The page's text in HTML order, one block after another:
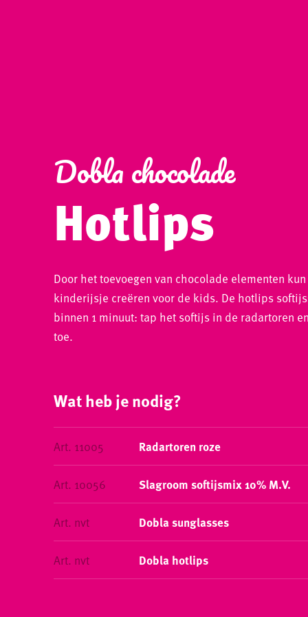
Dobla chocolade
Hotlips
Door het toevoegen van chocolade elementen
kinderijsje creëren voor de kids. De hotlips
binnen 1 minuut: tap het softijs in de radartoren
toe.
Wat heb je nodig?
Art. 11005 Radartoren roze
Art. 10056 Slagroom softijsmix 10% M.V.
Art. nvt Dobla sunglasses
Art. nvt Dobla hotlips